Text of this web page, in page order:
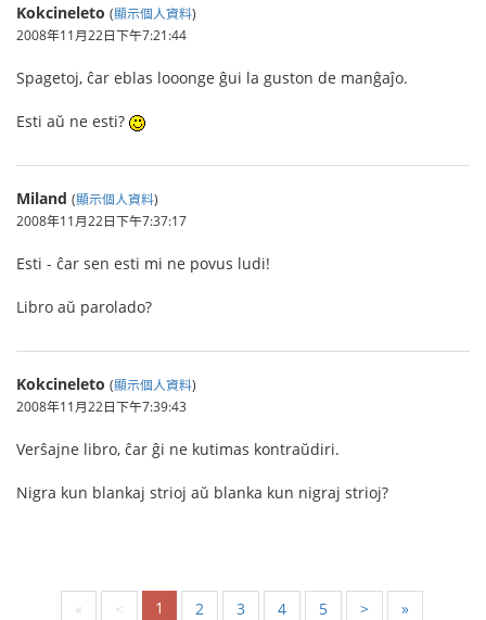
Kokcineleto (顯示個人資料)
2008年11月22日下午7:21:44
Spagetoj, ĉar eblas looonge ĝui la guston de manĝaĵo.
Esti aŭ ne esti?
Miland (顯示個人資料)
2008年11月22日下午7:37:17
Esti - ĉar sen esti mi ne povus ludi!
Libro aŭ parolado?
Kokcineleto (顯示個人資料)
2008年11月22日下午7:39:43
Verŝajne libro, ĉar ĝi ne kutimas kontraŭdiri.
Nigra kun blankaj strioj aŭ blanka kun nigraj strioj?
« < 1 2 3 4 5 > »